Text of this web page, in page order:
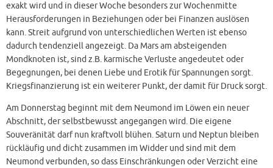
exakt wird und in dieser Woche besonders zur Wochenmitte
Herausforderungen in Beziehungen oder bei Finanzen auslösen
kann. Streit aufgrund von unterschiedlichen Werten ist ebenso
dadurch tendenziell angezeigt. Da Mars am absteigenden
Mondknoten ist, sind z.B. karmische Verluste angedeutet oder
Begegnungen, bei denen Liebe und Erotik für Spannungen sorgt.
Kriegsfinanzierung ist ein weiterer Punkt, der damit für Druck sorgt.
Am Donnerstag beginnt mit dem Neumond im Löwen ein neuer
Abschnitt, der selbstbewusst angegangen wird. Die eigene
Souveränität darf nun kraftvoll blühen. Saturn und Neptun bleiben
rückläufig und dicht zusammen im Widder und sind mit dem
Neumond verbunden, so dass Einschränkungen oder Verzicht eine